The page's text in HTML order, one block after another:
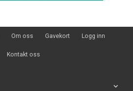
Om oss Gavekort Logg inn
Kontakt oss